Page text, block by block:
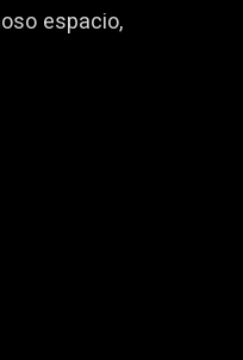
espacio,